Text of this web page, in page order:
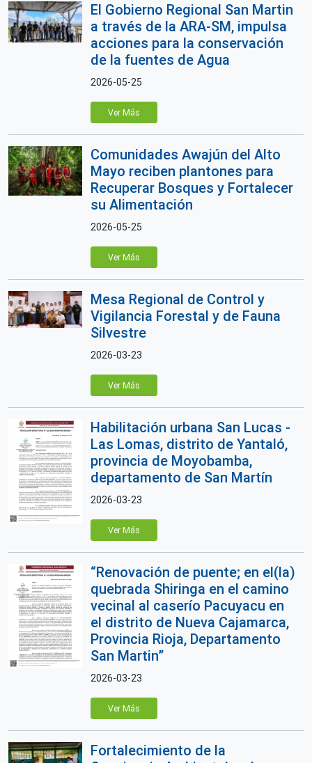
El Gobierno Regional San Martin
a través de la ARA-SM, impulsa
acciones para la conservación
de la fuentes de Agua
2026-05-25
Ver Más
Comunidades Awajún del Alto
Mayo reciben plantones para
Recuperar Bosques y Fortalecer
su Alimentación
2026-05-25
Ver Más
Mesa Regional de Control y
Vigilancia Forestal y de Fauna
Silvestre
2026-03-23
Ver Más
Habilitación urbana San Lucas -
Las Lomas, distrito de Yantaló,
provincia de Moyobamba,
departamento de San Martín
2026-03-23
Ver Más
“Renovación de puente; en el(la)
quebrada Shiringa en el camino
vecinal al caserío Pacuyacu en
el distrito de Nueva Cajamarca,
Provincia Rioja, Departamento
San Martin”
2026-03-23
Ver Más
Fortalecimiento de la